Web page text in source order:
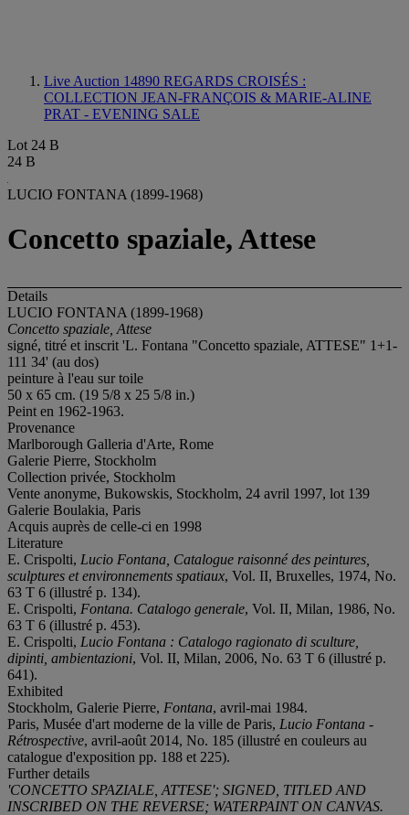
Live Auction 14890 REGARDS CROISÉS :
COLLECTION JEAN-FRANÇOIS & MARIE-ALINE
PRAT - EVENING SALE
Lot 24 B
24 B
LUCIO FONTANA (1899-1968)
Concetto spaziale, Attese
Details
LUCIO FONTANA (1899-1968)
Concetto spaziale, Attese
signé, titré et inscrit 'L. Fontana "Concetto spaziale, ATTESE" 1+1-
111 34' (au dos)
peinture à l'eau sur toile
50 x 65 cm. (19 5/8 x 25 5/8 in.)
Peint en 1962-1963.
Provenance
Marlborough Galleria d'Arte, Rome
Galerie Pierre, Stockholm
Collection privée, Stockholm
Vente anonyme, Bukowskis, Stockholm, 24 avril 1997, lot 139
Galerie Boulakia, Paris
Acquis auprès de celle-ci en 1998
Literature
E. Crispolti, Lucio Fontana, Catalogue raisonné des peintures,
sculptures et environnements spatiaux, Vol. II, Bruxelles, 1974, No.
63 T 6 (illustré p. 134).
E. Crispolti, Fontana. Catalogo generale, Vol. II, Milan, 1986, No.
63 T 6 (illustré p. 453).
E. Crispolti, Lucio Fontana : Catalogo ragionato di sculture,
dipinti, ambientazioni, Vol. II, Milan, 2006, No. 63 T 6 (illustré p.
641).
Exhibited
Stockholm, Galerie Pierre, Fontana, avril-mai 1984.
Paris, Musée d'art moderne de la ville de Paris, Lucio Fontana -
Rétrospective, avril-août 2014, No. 185 (illustré en couleurs au
catalogue d'exposition pp. 188 et 225).
Further details
'CONCETTO SPAZIALE, ATTESE'; SIGNED, TITLED AND
INSCRIBED ON THE REVERSE; WATERPAINT ON CANVAS.